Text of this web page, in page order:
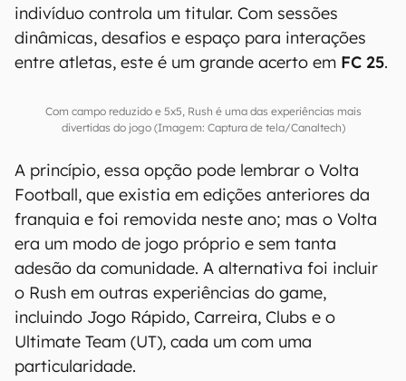
indivíduo controla um titular. Com sessões
dinâmicas, desafios e espaço para interações
entre atletas, este é um grande acerto em FC 25.
Com campo reduzido e 5x5, Rush é uma das experiências mais
divertidas do jogo (Imagem: Captura de tela/Canaltech)
A princípio, essa opção pode lembrar o Volta
Football, que existia em edições anteriores da
franquia e foi removida neste ano; mas o Volta
era um modo de jogo próprio e sem tanta
adesão da comunidade. A alternativa foi incluir
o Rush em outras experiências do game,
incluindo Jogo Rápido, Carreira, Clubs e o
Ultimate Team (UT), cada um com uma
particularidade.